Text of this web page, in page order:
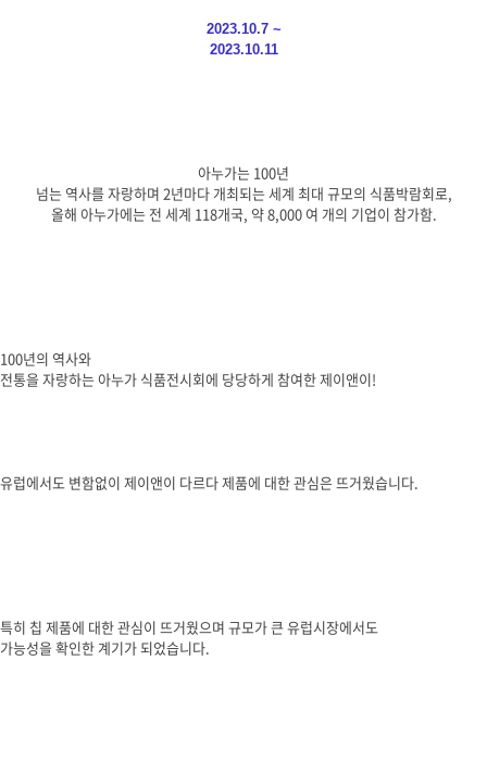
2023.10.7 ~
2023.10.11
아누가는 100년
넘는 역사를 자랑하며 2년마다 개최되는 세계 최대 규모의 식품박람회로,
올해 아누가에는 전 세계 118개국, 약8,000 여 개의 기업이 참가함.
100년의 역사와
전통을 자랑하는 아누가 식품전시회에 당당하게 참여한 제이앤이!
유럽에서도 변함없이 제이앤이 다르다 제품에 대한 관심은 뜨거웠습니다.
특히 칩 제품에 대한 관심이 뜨거웠으며 규모가 큰 유럽시장에서도
가능성을 확인한 계기가 되었습니다.